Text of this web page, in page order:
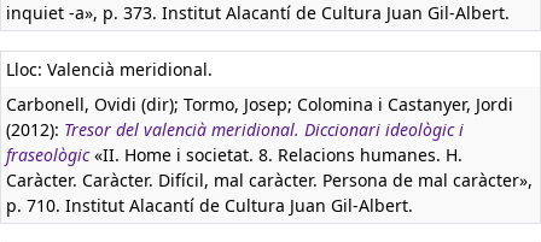
inquiet -a», p. 373. Institut Alacantí de Cultura Juan Gil-Albert.
Lloc: Valencià meridional.
Carbonell, Ovidi (dir); Tormo, Josep; Colomina i Castanyer, Jordi
(2012): Tresor del valencià meridional. Diccionari ideològic i
fraseològic«II. Home i societat. 8. Relacions humanes. H.
Caràcter. Caràcter. Difícil, mal caràcter. Persona de mal caràcter»,
p. 710. Institut Alacantí de Cultura Juan Gil-Albert.